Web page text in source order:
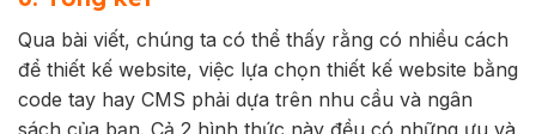
Qua bài viết, chúng ta có thể thấy rằng có nhiều cách
để thiết kế website, việc lựa chọn thiết kế website bằng
code tay hay CMS phải dựa trên nhu cầu và ngân
sách của bạn. Cả 2 hình thức này đều có những ưu và